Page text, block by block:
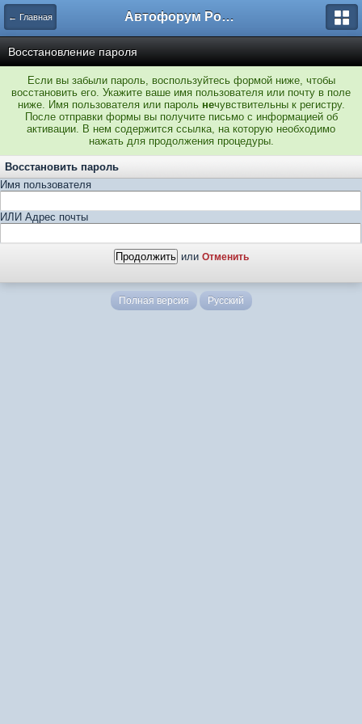
← Главная Автофорум Ростова-на-Дону
Восстановление пароля
Если вы забыли пароль, воспользуйтесь формой ниже, чтобы
восстановить его. Укажите ваше имя пользователя или почту в поле
ниже. Имя пользователя или пароль нечувствительны к регистру.
После отправки формы вы получите письмо с информацией об
активации. В нем содержится ссылка, на которую необходимо
нажать для продолжения процедуры.
Восстановить пароль
Имя пользователя
ИЛИ Адрес почты
или Отменить
Полная версия Русский